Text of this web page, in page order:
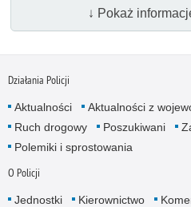
↓ Pokaż
Działania Policji
Aktualności Aktualności z
Ruch drogowy
Poszukiwani
Polemiki i sprostowania
O Policji
Jednostki Kierownictwo